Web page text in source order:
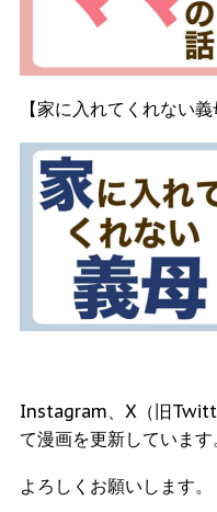
【家に入れてくれない義
Instagram、X（旧
て漫画を更新しています
よろしくお願いします。